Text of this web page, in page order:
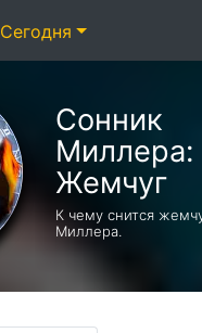
Сонник
Миллера:
Жемчуг
К чему снится
Миллера.
Сегодня